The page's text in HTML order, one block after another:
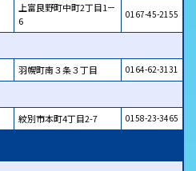
上富良野町中町2丁目1－
6
0167-45-2155
羽幌町南３条３丁目 0164-62-3131
紋別市本町4丁目2-7 0158-23-3465